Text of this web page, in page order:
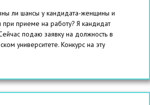
ли шансы у кандидата-женщины и
приеме на работу? Я кандидат
подаю заявку на должность в
университете. Конкурс на эту